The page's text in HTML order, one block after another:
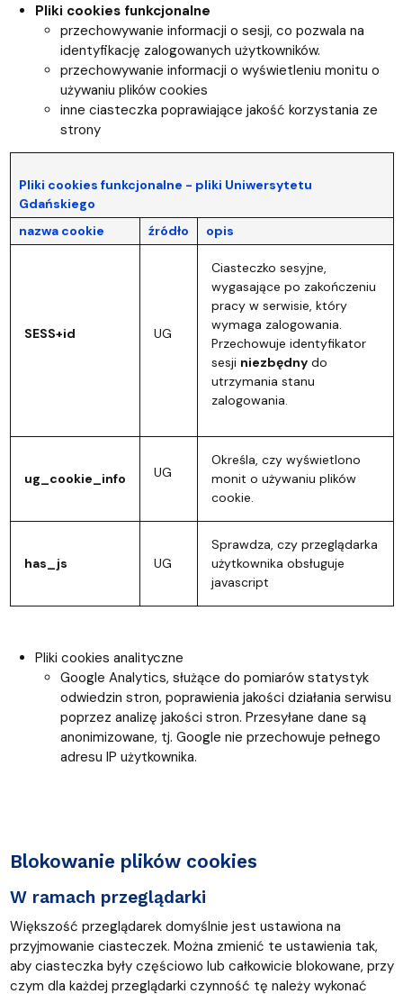
Pliki cookies funkcjonalne
przechowywanie informacji o sesji, co pozwala na
identyfikację zalogowanych użytkowników.
przechowywanie informacji o wyświetleniu monitu o
używaniu plików cookies
inne ciasteczka poprawiające jakość korzystania ze
strony
Pliki cookies funkcjonalne - pliki Uniwersytetu
Gdańskiego
nazwa cookie
źródło opis
SESS+id UG
Ciasteczko sesyjne,
wygasające po zakończeniu
pracy w serwisie, który
wymaga zalogowania.
Przechowuje identyfikator
sesji niezbędnydo
utrzymania stanu
zalogowania.
ug_cookie_info UG
Określa, czy wyświetlono
monit o używaniu plików
cookie.
has_js UG
Sprawdza, czy przeglądarka
użytkownika obsługuje
javascript
Pliki cookies analityczne
Google Analytics, służące do pomiarów statystyk
odwiedzin stron, poprawienia jakości działania serwisu
poprzez analizę jakości stron. Przesyłane dane są
anonimizowane, tj. Google nie przechowuje pełnego
adresu IP użytkownika.
Blokowanie plików cookies
W ramach przeglądarki
Większość przeglądarek domyślnie jest ustawiona na
przyjmowanie ciasteczek. Można zmienić te ustawienia tak,
aby ciasteczka były częściowo lub całkowicie blokowane, przy
czym dla każdej przeglądarki czynność tę należy wykonać